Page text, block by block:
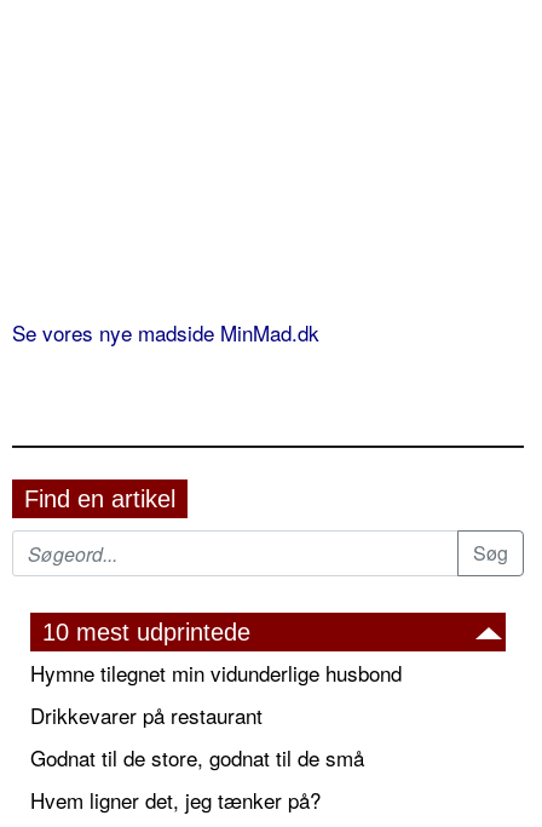
Se vores nye madside MinMad.dk
Find en artikel
10 mest udprintede
Hymne tilegnet min vidunderlige husbond
Drikkevarer på restaurant
Godnat til de store, godnat til de små
Hvem ligner det, jeg tænker på?